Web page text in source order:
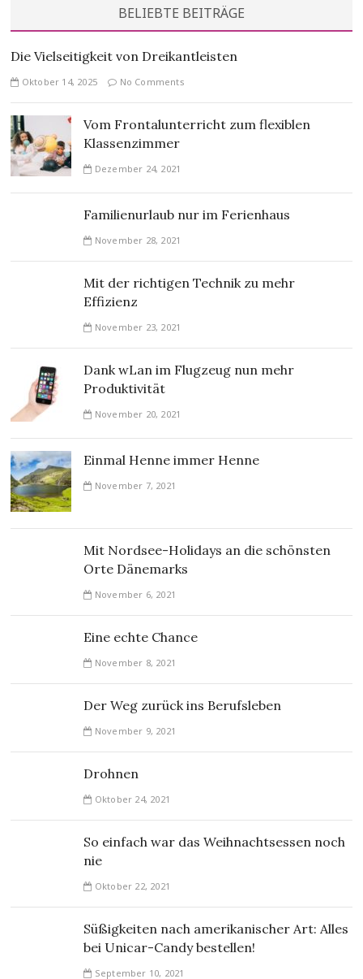
BELIEBTE BEITRÄGE
Die Vielseitigkeit von Dreikantleisten
Oktober 14, 2025 No Comments
Vom Frontalunterricht zum flexiblen
Klassenzimmer
Dezember 24, 2021
Familienurlaub nur im Ferienhaus
November 28, 2021
Mit der richtigen Technik zu mehr
Effizienz
November 23, 2021
Dank wLan im Flugzeug nun mehr
Produktivität
November 20, 2021
Einmal Henne immer Henne
November 7, 2021
Mit Nordsee-Holidays an die schönsten
Orte Dänemarks
November 6, 2021
Eine echte Chance
November 8, 2021
Der Weg zurück ins Berufsleben
November 9, 2021
Drohnen
Oktober 24, 2021
So einfach war das Weihnachtsessen noch
nie
Oktober 22, 2021
Süßigkeiten nach amerikanischer Art: Alles
bei Unicar-Candy bestellen!
September 10, 2021